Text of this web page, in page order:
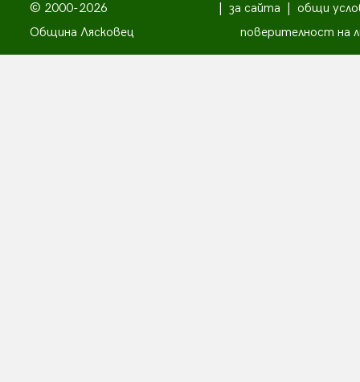
© 2000-2026
Община Лясковец
за сайта
общи
поверителност на